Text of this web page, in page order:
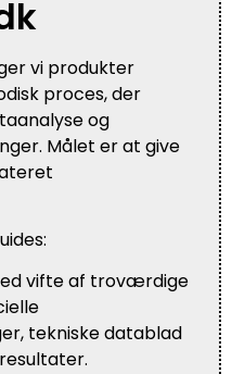
vi produkter
proces, der
og
Målet er at give
vifte af troværdige
tekniske datablad